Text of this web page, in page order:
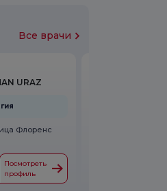
Все врачи
URAZ
Флоренс
Посмотреть
профиль